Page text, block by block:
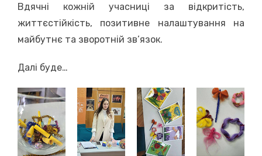
Вдячні кожній учасниці за відкритість,
життєстійкість, позитивне налаштування на
майбутнє та зворотній зв’язок.
Далі буде…